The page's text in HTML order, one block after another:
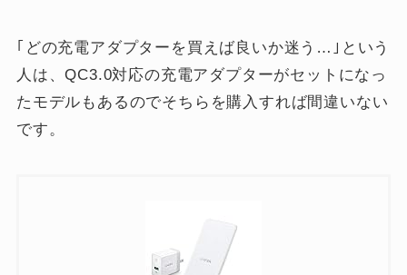
｢どの充電アダプターを買えば良いか迷う…｣という
人は、QC3.0対応の充電アダプターがセットになっ
たモデルもあるのでそちらを購入すれば間違いない
です。